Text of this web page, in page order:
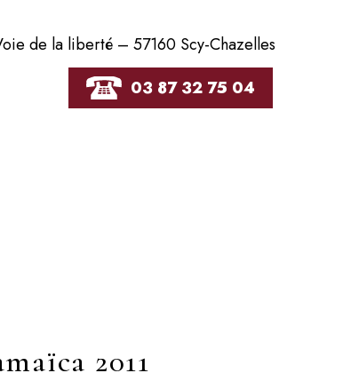
de la liberté – 57160 Scy-Chazelles
03 87 32 75 04
2011